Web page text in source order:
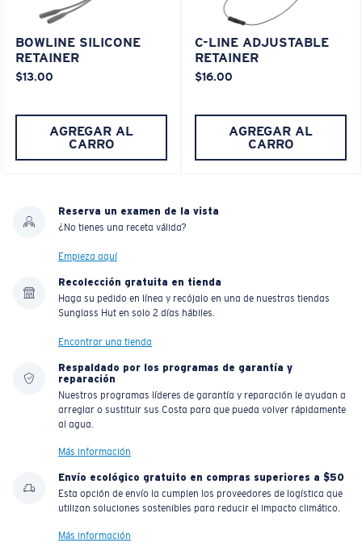
BOWLINE SILICONE
RETAINER
$13.00
AGREGAR AL
CARRO
C-LINE ADJUSTABLE
RETAINER
$16.00
AGREGAR AL
CARRO
Reserva un examen de la vista
¿No tienes una receta válida?
Empieza aquí
Recolección gratuita en tienda
Haga su pedido en línea y recójalo en una de nuestras tiendas
Sunglass Hut en solo 2 días hábiles.
Encontrar una tienda
Respaldado por los programas de garantía y
reparación
Nuestros programas líderes de garantía y reparación le ayudan a
arreglar o sustituir sus Costa para que pueda volver rápidamente
al agua.
Más información
Envío ecológico gratuito en compras superiores a $50
Esta opción de envío la cumplen los proveedores de logística que
utilizan soluciones sostenibles para reducir el impacto climático.
Más información